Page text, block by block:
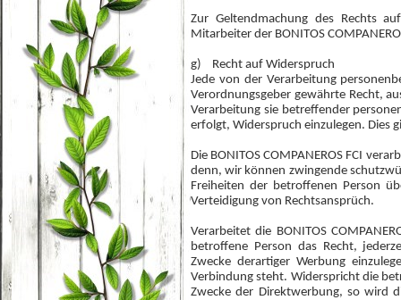
Zur Geltendmachung des Rechts
Mitarbeiter der BONITOS
g) Recht auf Widerspruch
Jede von der Verarbeitung
Verordnungsgeber gewährte Recht,
Verarbeitung sie betreffender
erfolgt, Widerspruch einzulegen. Dies
Die BONITOS COMPANEROS FCI
denn, wir können zwingende
Freiheiten der betroffenen Person
Verteidigung von Rechtsansprüch.
Verarbeitet die BONITOS
betroffene Person das Recht,
Zwecke derartiger Werbung
Verbindung steht. Widerspricht die
Zwecke der Direktwerbung, so wird